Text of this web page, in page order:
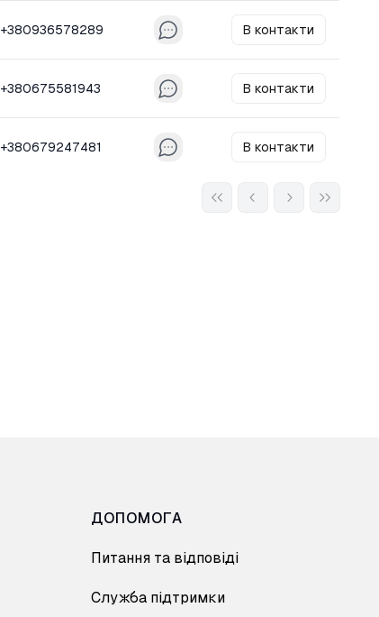
+380936578289 В контакти
+380675581943 В контакти
+380679247481 В контакти
ДОПОМОГА
Питання та відповіді
Служба підтримки